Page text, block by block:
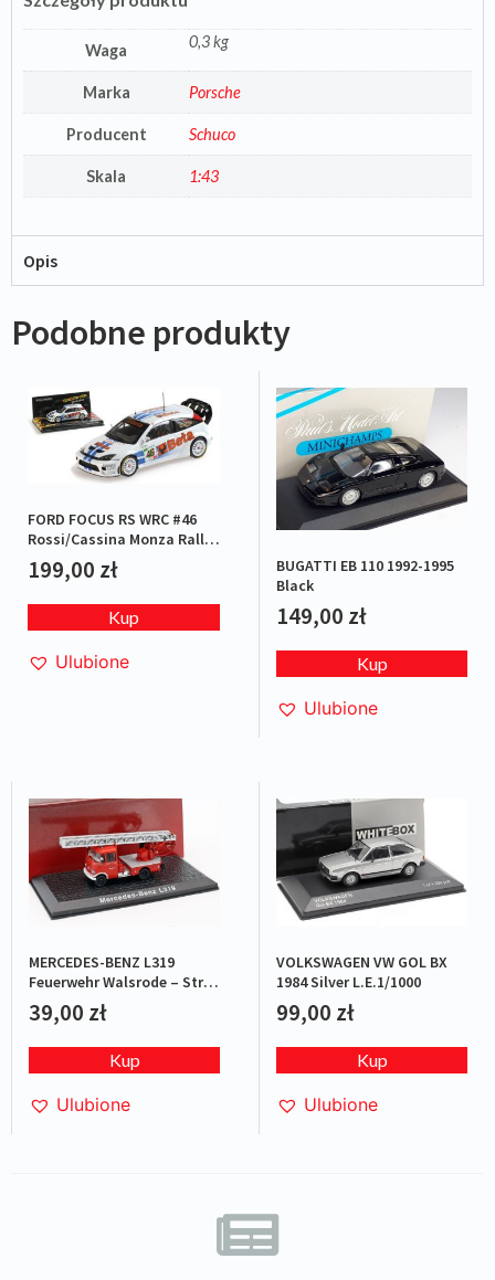
Waga 0,3 kg
Marka Porsche
Producent Schuco
Skala 1:43
Opis
Podobne produkty
FORD FOCUS RS WRC #46
Rossi/Cassina Monza Rally
2007 L.E.1/1008
199,00 zł
Kup
Ulubione
BUGATTI EB 110 1992-1995
Black
149,00 zł
Kup
Ulubione
MERCEDES-BENZ L319
Feuerwehr Walsrode – Straż
pożarna
39,00 zł
Kup
Ulubione
VOLKSWAGEN VW GOL BX
1984 Silver L.E.1/1000
99,00 zł
Kup
Ulubione